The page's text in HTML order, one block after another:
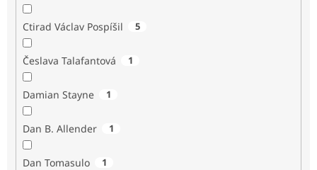
Ctirad Václav Pospíšil 5
Česlava Talafantová 1
Damian Stayne 1
Dan B. Allender 1
Dan Tomasulo 1